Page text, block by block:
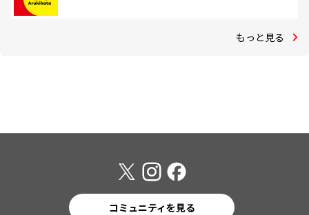
もっと見る
コミュニティを見る